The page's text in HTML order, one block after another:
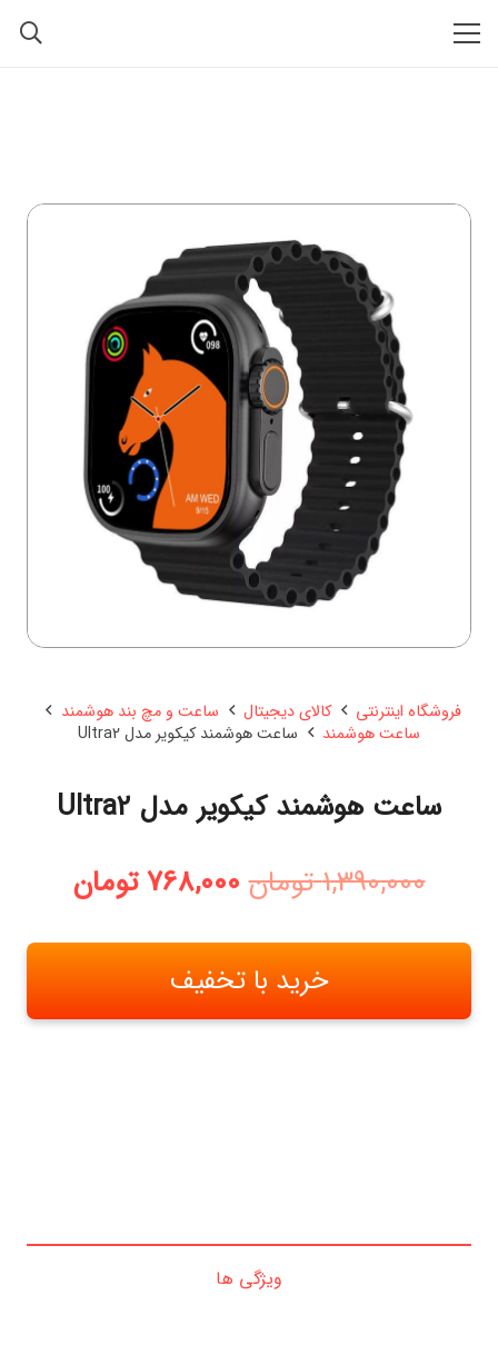
فروشگاه اینترنتی کالای دیجیتال
ساعت و مچ بند هوشمند
ساعت هوشمند
ساعت هوشمند کیکویر مدل Ultra2
ساعت هوشمند کیکویر مدل Ultra2
1,390,000 تومان قیمت
1,390,000 تومان
بود.
768,000 تومانقیمت
768,000
خرید با تخفیف
ویژگی ها